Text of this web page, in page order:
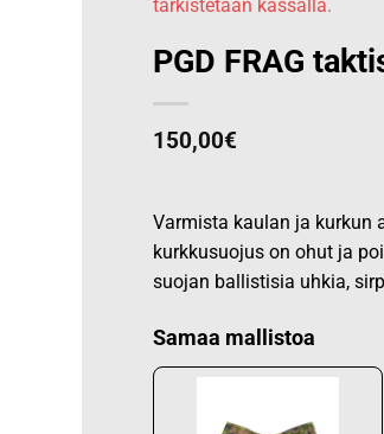
tarkistetaan kassalla.
PGD FRAG
150,00€
Varmista kaulan ja kurkun
kurkkusuojus on ohut ja
suojan ballistisia uhkia,
Samaa mallistoa